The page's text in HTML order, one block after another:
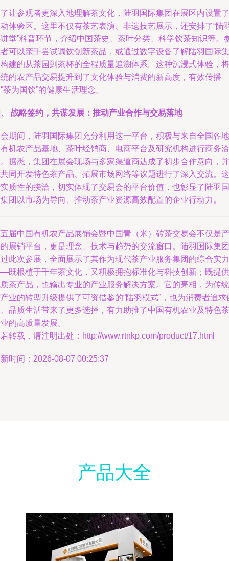
让参观者更深入地理解茶文化，陆羽国际集团在展区内设置了
体验区。这里不仅有茶艺表演、非遗技艺展示，还安排了“陆
堂”科普环节，介绍中国茶史、茶叶分类、科学饮茶知识等。
可以亲手尝试调饮创新茶品，或通过数字设备了解陆羽国际集
建的从茶园到茶杯的全程质量追溯体系。这种沉浸式体验，将
的农产品交易提升到了文化体验与消费的新高度，有效传播
茶为国饮”的健康生活理念。
战略签约，共谋发展：推动产业合作与交易落地
期间，陆羽国际集团充分利用这一平台，积极与来自全国各地
机农产品基地、茶叶经销商、电商平台及研究机构进行商务洽
据悉，集团在展会现场与多家渠道商达成了初步合作意向，并
同开发特色茶产品、拓展市场网络等议题进行了深入交流。这
质性的接洽，切实体现了交易会的平台价值，也彰显了陆羽国
团以市场为导向、推动茶产业资源高效配置的企业行动力。
届中国有机农产品展销会暨中国青（米）砖茶交易会不仅是产
展销平台，更是理念、技术与趋势的交流窗口。陆羽国际集团
此次参展，全面展示了其作为现代茶产业服务集团的综合实力
既根植于千年茶文化，又积极拥抱标准化与科技创新；既提供
茶产品，也输出专业的产业服务解决方案。它的亮相，为传统
业的转型升级提供了可资借鉴的“陆羽模式”，也为消费者追求
品质生活带来了更多选择，有力助推了中国有机农业及特色茶
的高质量发展。
转载，请注明出处：http://www.rtnkp.com/product/17.html
时间：2026-08-07 00:25:37
产品大全